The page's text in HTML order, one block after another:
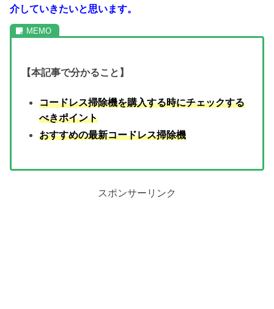
介していきたいと思います。
【本記事で分かること】
コードレス掃除機を購入する時にチェックする
べきポイント
おすすめの最新コードレス掃除機
スポンサーリンク